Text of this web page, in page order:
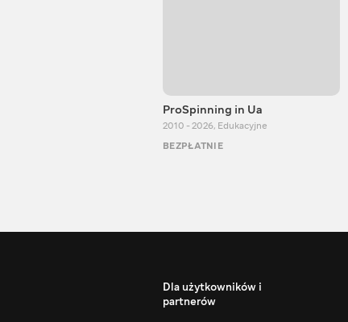
ProSpinning in Ua
2010 - 2026, Edukacyjne
BEZPŁATNIE
Dla użytkowników i
partnerów